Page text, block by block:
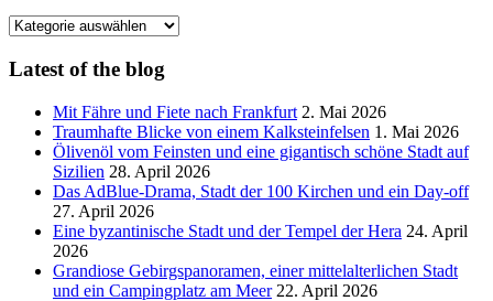
Blog
Latest of the blog
Mit Fähre und Fiete nach Frankfurt 2. Mai 2026
Traumhafte Blicke von einem Kalksteinfelsen 1. Mai 2026
Ölivenöl vom Feinsten und eine gigantisch schöne Stadt auf
Sizilien 28. April 2026
Das AdBlue-Drama, Stadt der 100 Kirchen und ein Day-off
27. April 2026
Eine byzantinische Stadt und der Tempel der Hera 24. April
2026
Grandiose Gebirgspanoramen, einer mittelalterlichen Stadt
und ein Campingplatz am Meer 22. April 2026